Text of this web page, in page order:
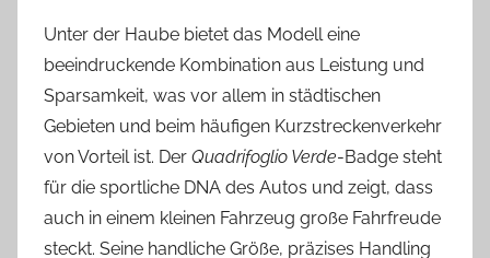
Unter der Haube bietet das Modell eine
beeindruckende Kombination aus Leistung und
Sparsamkeit, was vor allem in städtischen
Gebieten und beim häufigen Kurzstreckenverkehr
von Vorteil ist. Der Quadrifoglio Verde-Badge steht
für die sportliche DNA des Autos und zeigt, dass
auch in einem kleinen Fahrzeug große Fahrfreude
steckt. Seine handliche Größe, präzises Handling